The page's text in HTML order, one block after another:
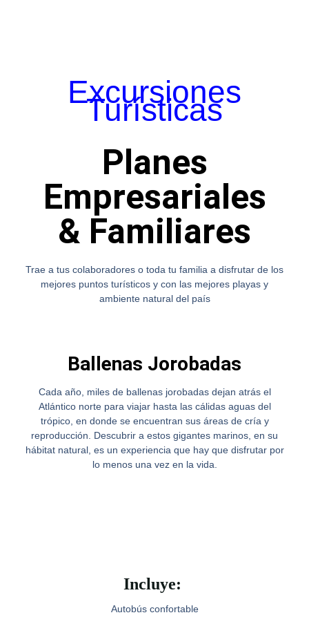
Excursiones
Turísticas
Planes
Empresariales
& Familiares
Trae a tus colaboradores o toda tu familia a disfrutar de los
mejores puntos turísticos y con las mejores playas y
ambiente natural del país
Ballenas Jorobadas
Cada año, miles de ballenas jorobadas dejan atrás el
Atlántico norte para viajar hasta las cálidas aguas del
trópico, en donde se encuentran sus áreas de cría y
reproducción. Descubrir a estos gigantes marinos, en su
hábitat natural, es un experiencia que hay que disfrutar por
lo menos una vez en la vida.
Incluye:
Autobús confortable